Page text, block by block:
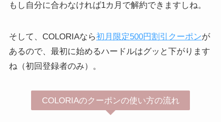
もし自分に合わなければ1カ月で解約できますしね。
そして、COLORIAなら初月限定500円割引クーポンが
あるので、最初に始めるハードルはグッと下がります
ね（初回登録者のみ）。
COLORIAのクーポンの使い方の流れ